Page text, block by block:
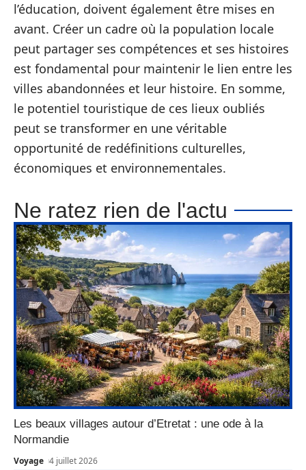
l’éducation, doivent également être mises en
avant. Créer un cadre où la population locale
peut partager ses compétences et ses histoires
est fondamental pour maintenir le lien entre les
villes abandonnées et leur histoire. En somme,
le potentiel touristique de ces lieux oubliés
peut se transformer en une véritable
opportunité de redéfinitions culturelles,
économiques et environnementales.
Ne ratez rien de l'actu
Les beaux villages autour d’Etretat : une ode à la
Normandie
Voyage 4 juillet 2026